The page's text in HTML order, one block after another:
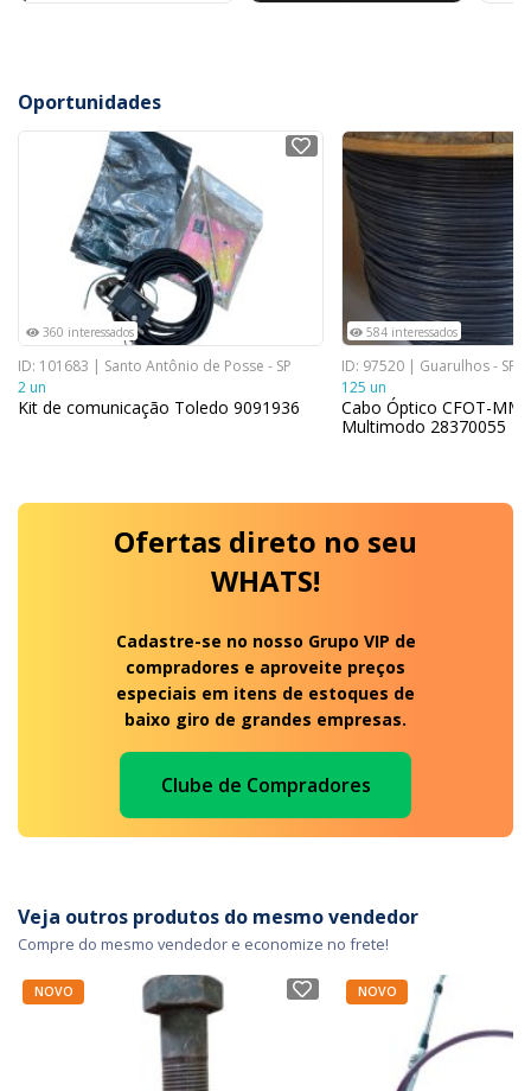
Oportunidades
360 interessados
ID: 101683 | Santo Antônio de Posse - SP
2 un
Kit de comunicação Toledo 9091936
NOVO
584 interessados
ID: 97520 | Guarulhos - SP
125 un
Cabo Óptico CFOT-
Multimodo 28370055
Ofertas direto no seu
WHATS!
Cadastre-se no nosso Grupo VIP de
compradores e aproveite preços
especiais em itens de estoques de
baixo giro de grandes empresas.
Clube de Compradores
Veja outros produtos do mesmo vendedor
Compre do mesmo vendedor e economize no frete!
NOVO NOVO